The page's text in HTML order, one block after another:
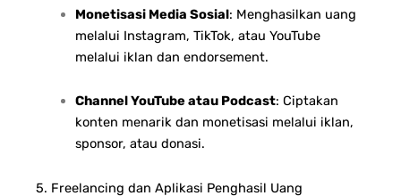
Monetisasi Media Sosial: Menghasilkan uang
melalui Instagram, TikTok, atau YouTube
melalui iklan dan endorsement.
Channel YouTube atau Podcast: Ciptakan
konten menarik dan monetisasi melalui iklan,
sponsor, atau donasi.
5. Freelancing dan Aplikasi Penghasil Uang